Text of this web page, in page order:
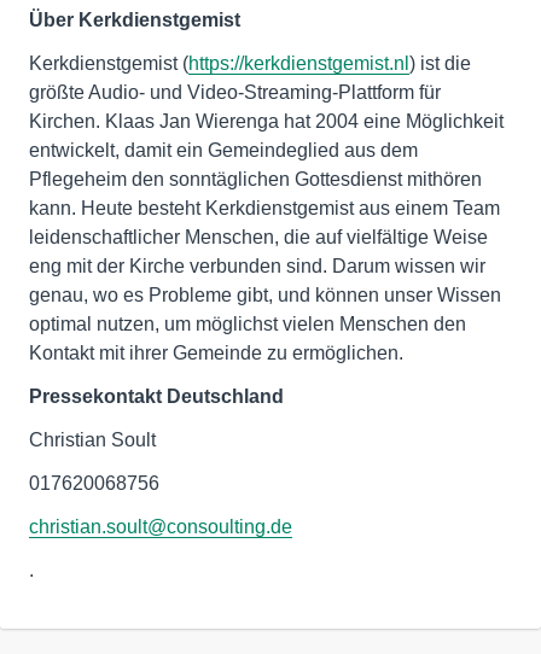
Über Kerkdienstgemist
Kerkdienstgemist (https://kerkdienstgemist.nl ) ist die
größte Audio- und Video-Streaming-Plattform für
Kirchen. Klaas Jan Wierenga hat 2004 eine Möglichkeit
entwickelt, damit ein Gemeindeglied aus dem
Pflegeheim den sonntäglichen Gottesdienst mithören
kann. Heute besteht Kerkdienstgemist aus einem Team
leidenschaftlicher Menschen, die auf vielfältige Weise
eng mit der Kirche verbunden sind. Darum wissen wir
genau, wo es Probleme gibt, und können unser Wissen
optimal nutzen, um möglichst vielen Menschen den
Kontakt mit ihrer Gemeinde zu ermöglichen.
Pressekontakt Deutschland
Christian Soult
017620068756
christian.soult@consoulting.de
.